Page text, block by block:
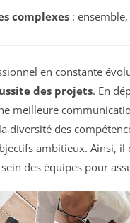
complexes: ensemble,
en constante
des projets. En
meilleure
diversité des
ambitieux. Ainsi,
des équipes pour